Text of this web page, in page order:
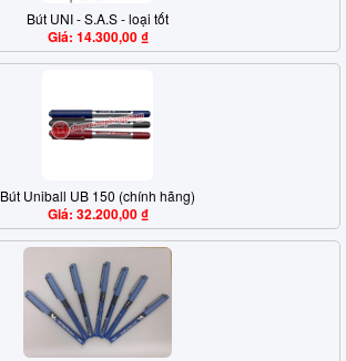
Bút UNI - S.A.S - loại tốt
Giá: 14.300,00 ₫
Bút Uniball UB 150 (chính hãng)
Giá: 32.200,00 ₫